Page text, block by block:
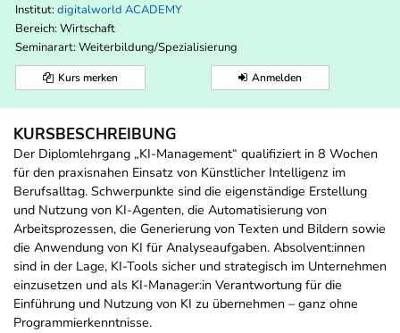
Institut: digitalworld ACADEMY
Bereich: Wirtschaft
Seminarart: Weiterbildung/Spezialisierung
Kurs merken Anmelden
KURSBESCHREIBUNG
Der Diplomlehrgang „KI-Management“ qualifiziert in 8 Wochen
für den praxisnahen Einsatz von Künstlicher Intelligenz im
Berufsalltag. Schwerpunkte sind die eigenständige Erstellung
und Nutzung von KI-Agenten, die Automatisierung von
Arbeitsprozessen, die Generierung von Texten und Bildern sowie
die Anwendung von KI für Analyseaufgaben. Absolvent:innen
sind in der Lage, KI-Tools sicher und strategisch im Unternehmen
einzusetzen und als KI-Manager:in Verantwortung für die
Einführung und Nutzung von KI zu übernehmen – ganz ohne
Programmierkenntnisse.